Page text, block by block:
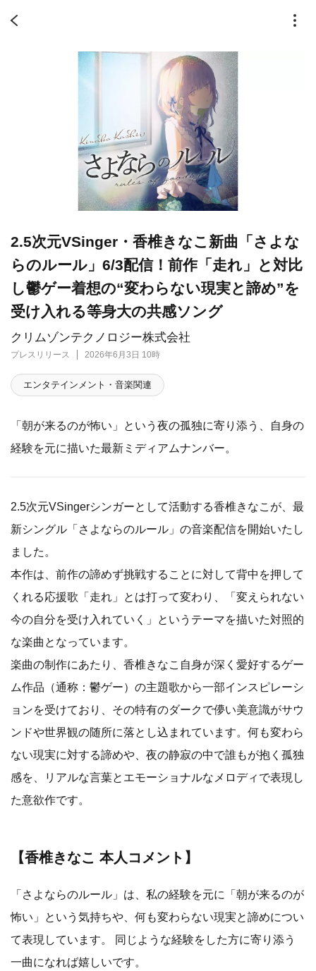
クリムゾンテクノロジー株式会社
プレスリリース 2026年6月3日 10時
2.5次元VSinger・香椎きなこ新曲「さよな
らのルール」6/3配信！前作「走れ」と対比
し鬱ゲー着想の“変わらない現実と諦め”を
受け入れる等身大の共感ソング
エンタテインメント・音楽関連
「朝が来るのが怖い」という夜の孤独に寄り添う、自身の
経験を元に描いた最新ミディアムナンバー。
2.5次元VSingerシンガーとして活動する香椎きなこが、最
新シングル「さよならのルール」の音楽配信を開始いたし
ました。
本作は、前作の諦めず挑戦することに対して背中を押して
くれる応援歌「走れ」とは打って変わり、「変えられない
今の自分を受け入れていく」というテーマを描いた対照的
な楽曲となっています。
楽曲の制作にあたり、香椎きなこ自身が深く愛好するゲー
ム作品（通称：鬱ゲー）の主題歌から一部インスピレーシ
ョンを受けており、その特有のダークで儚い美意識がサウ
ンドや世界観の随所に落とし込まれています。何も変わら
ない現実に対する諦めや、夜の静寂の中で誰もが抱く孤独
感を、リアルな言葉とエモーショナルなメロディで表現し
た意欲作です。
【香椎きなこ 本人コメント】
「さよならのルール」は、私の経験を元に「朝が来るのが
怖い」という気持ちや、何も変わらない現実と諦めについ
て表現しています。 同じような経験をした方に寄り添う
一曲になれば嬉しいです。